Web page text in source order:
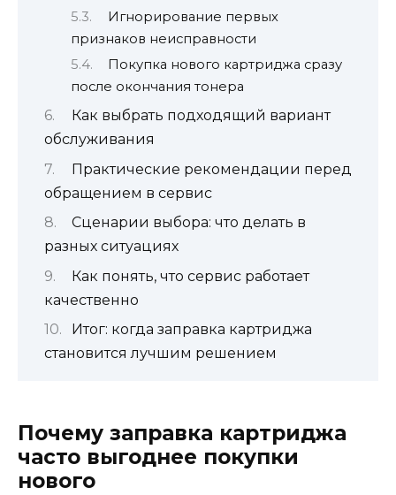
Игнорирование первых
признаков неисправности
Покупка нового картриджа сразу
после окончания тонера
Как выбрать подходящий вариант
обслуживания
Практические рекомендации перед
обращением в сервис
Сценарии выбора: что делать в
разных ситуациях
Как понять, что сервис работает
качественно
Итог: когда заправка картриджа
становится лучшим решением
Почему заправка картриджа
часто выгоднее покупки
нового